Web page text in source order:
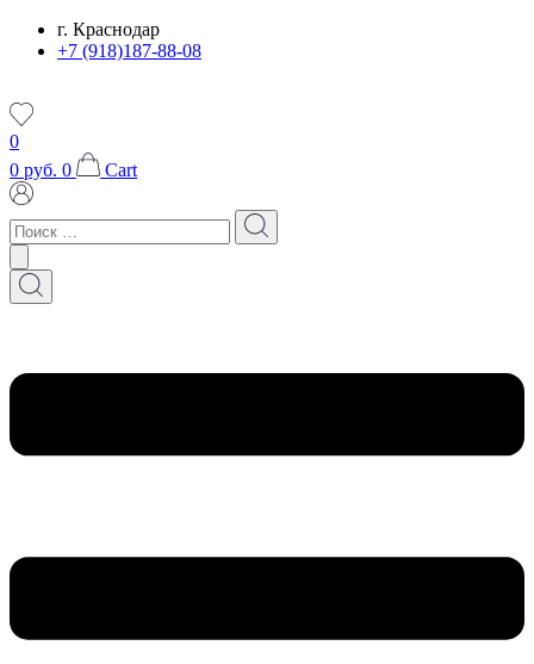
Перейтиг. Краснодар
+7 (918)187-88-08
0
0 руб. 0 Cart